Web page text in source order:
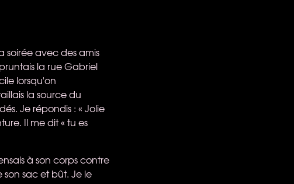
soirée avec des amis
la rue Gabriel
lorsqu'on
la source du
Je répondis : « Jolie
Il me dit « tu es
à son corps contre
sac et bût. Je le